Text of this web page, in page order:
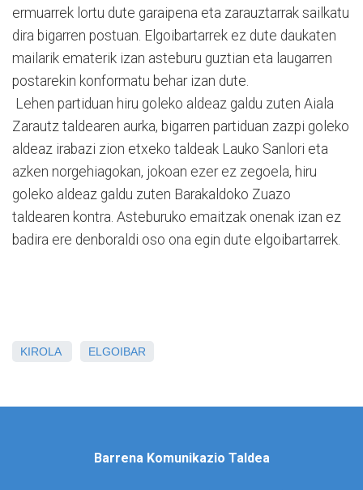
ermuarrek lortu dute garaipena eta zarauztarrak sailkatu
dira bigarren postuan. Elgoibartarrek ez dute daukaten
mailarik ematerik izan asteburu guztian eta laugarren
postarekin konformatu behar izan dute.
Lehen partiduan hiru goleko aldeaz galdu zuten Aiala
Zarautz taldearen aurka, bigarren partiduan zazpi goleko
aldeaz irabazi zion etxeko taldeak Lauko Sanlori eta
azken norgehiagokan, jokoan ezer ez zegoela, hiru
goleko aldeaz galdu zuten Barakaldoko Zuazo
taldearen kontra. Asteburuko emaitzak onenak izan ez
badira ere denboraldi oso ona egin dute elgoibartarrek.
KIROLA ELGOIBAR
Barrena Komunikazio Taldea